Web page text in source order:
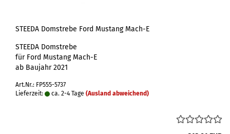
STEEDA Domstrebe Ford Mustang Mach-E
STEEDA Domstrebe
für Ford Mustang Mach-E
ab Baujahr 2021
Art.Nr.: FP555-5737
Lieferzeit:
ca. 2-4 Tage (Ausland abweichend)